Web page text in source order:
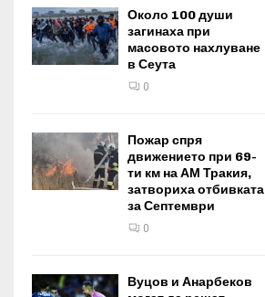
Около 100 души
загинаха при
масовото нахлуване
в Сеута
0
Пожар спря
движението при 69-
ти км на АМ Тракия,
затвориха отбивката
за Септември
0
Вуцов и Анарбеков